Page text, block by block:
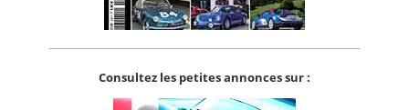
Consultez les petites annonces sur :